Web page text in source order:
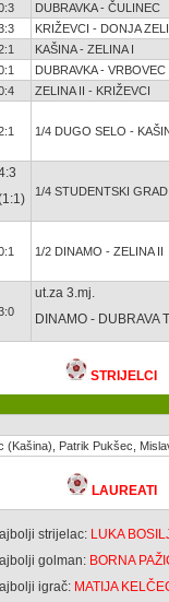
DUBRAVKA - ČULINEC
KRIŽEVCI - DONJA
KAŠINA - ZELINA I
DUBRAVKA - VRBOVEC
ZELINA II - KRIŽEVCI
1/4 DUGO SELO -
1/4 STUDENTSKI
1/2 DINAMO - ZELINA II
ut.za 3.mj.
DINAMO - DUBRAVA
STRIJELCI
(Kašina), Patrik Pukšec,
LAUREATI
strijelac: LUKA
golman: BORNA
igrač: MATIJA